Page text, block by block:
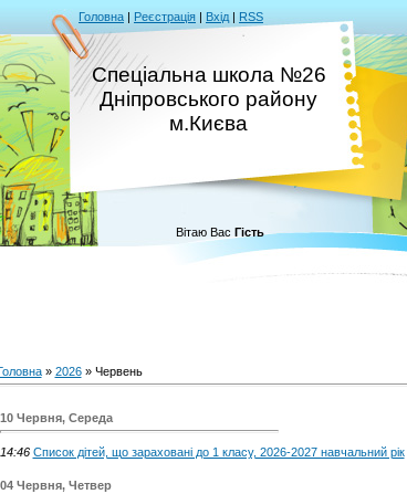
Головна | Реєстрація | Вхід | RSS
Спеціальна школа №26
Дніпровського району
м.Києва
Вітаю Вас Гість
» 2026 » Червень
10 Червня, Середа
14:46 Cписок дітей, що зараховані до 1 класу, 2026-2027 навчальний рік
04 Червня, Четвер